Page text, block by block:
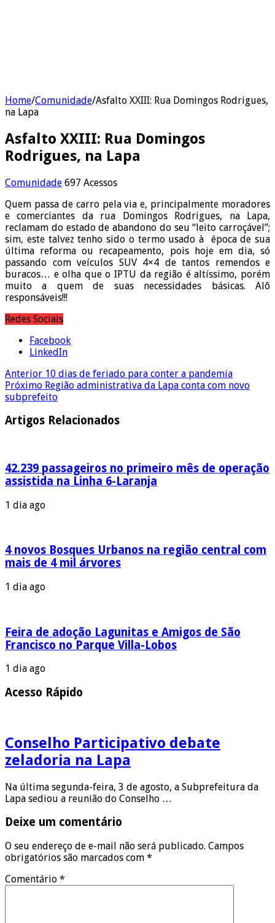
Home/Comunidade/Asfalto XXIII: Rua Domingos Rodrigues,
na Lapa
Asfalto XXIII: Rua Domingos
Rodrigues, na Lapa
Comunidade 697 Acessos
Quem passa de carro pela via e, principalmente moradores
e comerciantes da rua Domingos Rodrigues, na Lapa,
reclamam do estado de abandono do seu “leito carroçável”;
sim, este talvez tenho sido o termo usado à época de sua
última reforma ou recapeamento, pois hoje em dia, só
passando com veículos SUV 4×4 de tantos remendos e
buracos… e olha que o IPTU da região é altíssimo, porém
muito a quem de suas necessidades básicas. Alô
responsáveis!!!
Redes Sociais
Facebook
LinkedIn
Anterior 10 dias de feriado para conter a pandemia
Próximo Região administrativa da Lapa conta com novo
subprefeito
Artigos Relacionados
42.239 passageiros no primeiro mês de operação
assistida na Linha 6-Laranja
1 dia ago
4 novos Bosques Urbanos na região central com
mais de 4 mil árvores
1 dia ago
Feira de adoção Lagunitas e Amigos de São
Francisco no Parque Villa-Lobos
1 dia ago
Acesso Rápido
Conselho Participativo debate
zeladoria na Lapa
Na última segunda-feira, 3 de agosto, a Subprefeitura da
Lapa sediou a reunião do Conselho …
Deixe um comentário
O seu endereço de e-mail não será publicado. Campos
obrigatórios são marcados com *
Comentário *